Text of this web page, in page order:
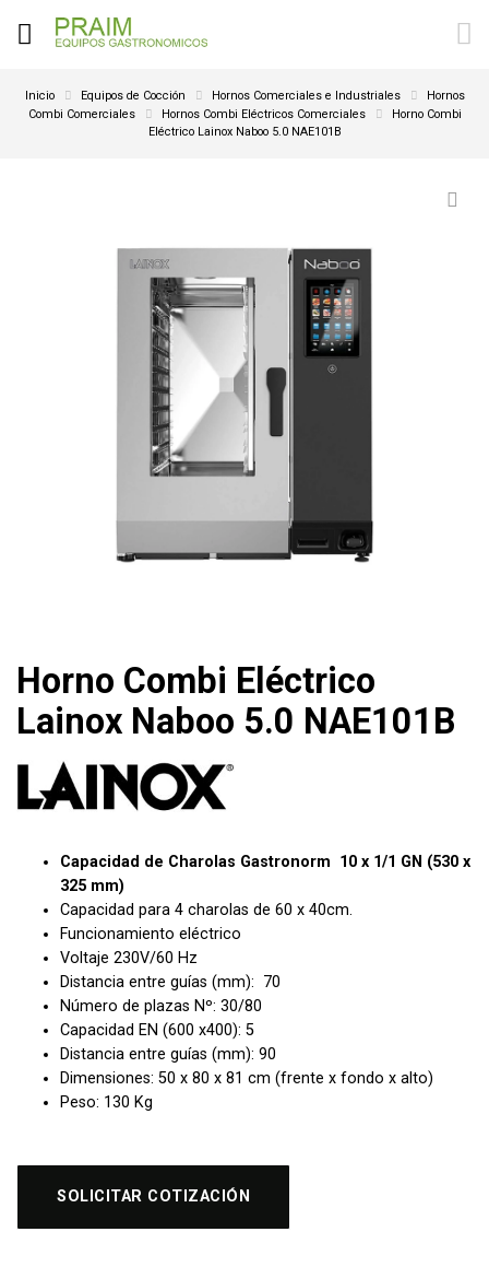
Inicio Equipos de Cocción Hornos Comerciales e Industriales
Hornos
Combi Comerciales
Hornos Combi Eléctricos Comerciales
Horno Combi
Eléctrico Lainox Naboo 5.0 NAE101B
Horno Combi Eléctrico
Lainox Naboo 5.0 NAE101B
Capacidad de Charolas Gastronorm 10 x 1/1 GN (530 x
325 mm)
Capacidad para 4 charolas de 60 x 40cm.
Funcionamiento eléctrico
Voltaje 230V/60 Hz
Distancia entre guías (mm): 70
Número de plazas Nº: 30/80
Capacidad EN (600 x400): 5
Distancia entre guías (mm): 90
Dimensiones: 50 x 80 x 81 cm (frente x fondo x alto)
Peso: 130 Kg
SOLICITAR COTIZACIÓN